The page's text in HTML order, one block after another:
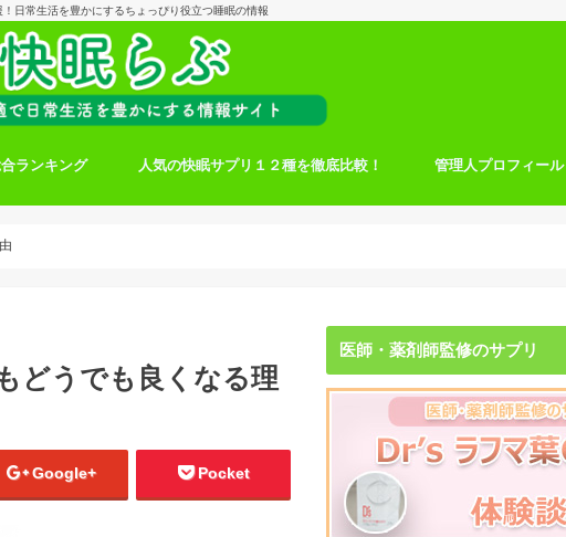
日常生活を豊かにするちょっぴり役立つ睡眠の情報
ランキング 人気の快眠サプリ１２種を徹底比較！ 管理人プロフィール
どうでも良くなる理
Google+ Pocket
医師・薬剤師監修のサプリ